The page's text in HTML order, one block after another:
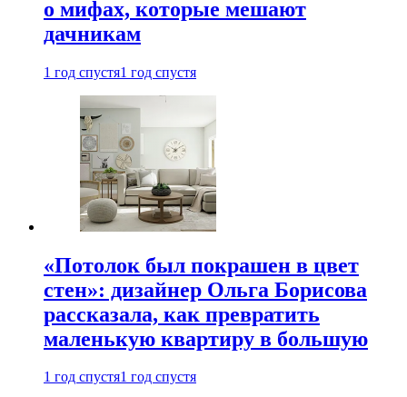
о мифах, которые мешают
дачникам
1 год спустя1 год спустя
«Потолок был покрашен в цвет
стен»: дизайнер Ольга Борисова
рассказала, как превратить
маленькую квартиру в большую
1 год спустя1 год спустя